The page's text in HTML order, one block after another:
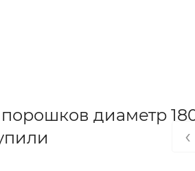
диаметр
‹